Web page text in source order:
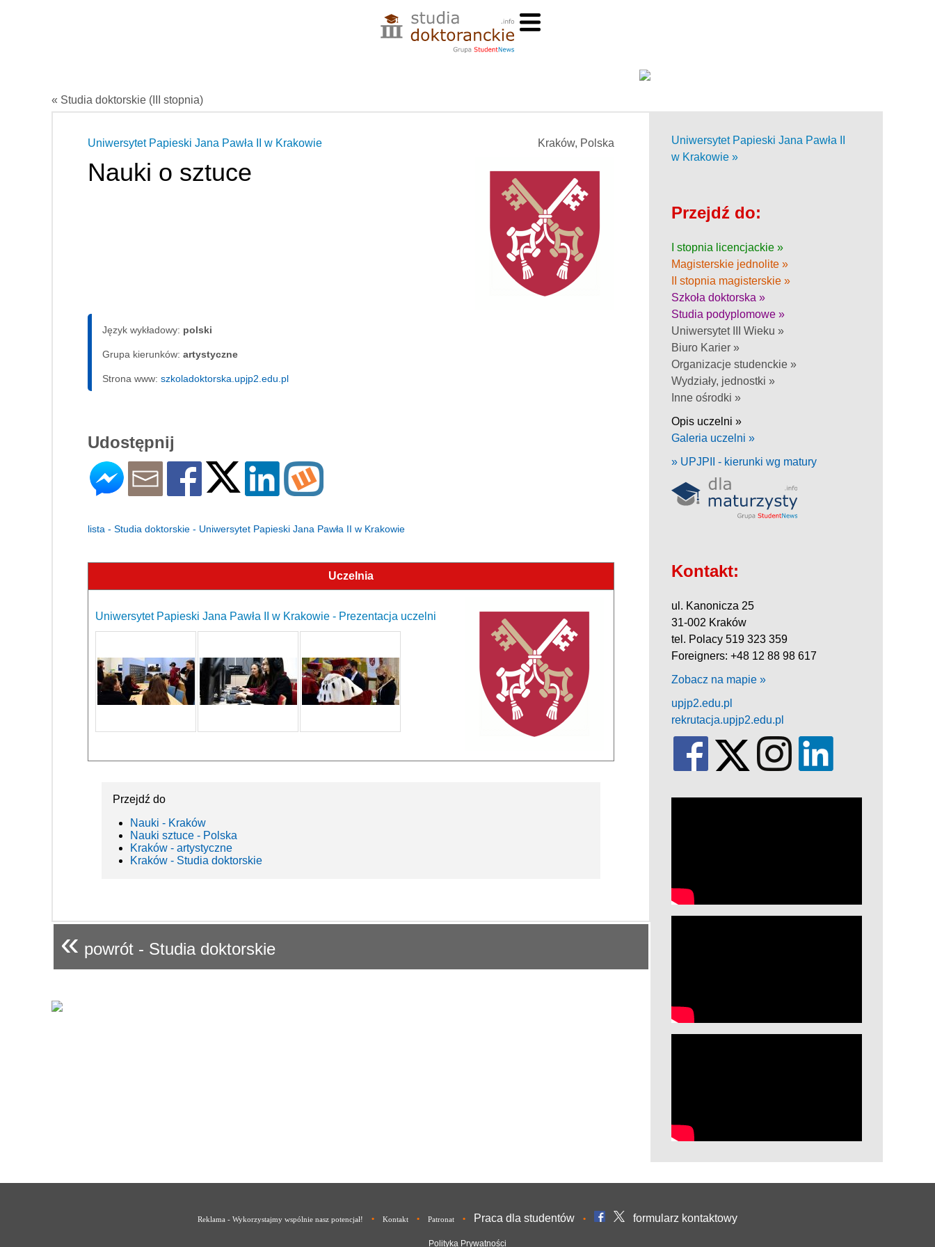
« Studia doktorskie (III stopnia)
Kraków, Polska
Uniwersytet Papieski Jana Pawła II w Krakowie
Nauki o sztuce
Język wykładowy: polski
Grupa kierunków: artystyczne
Strona www: szkoladoktorska.upjp2.edu.pl
Udostępnij
lista - Studia doktorskie - Uniwersytet Papieski Jana Pawła II w Krakowie
Uczelnia
Uniwersytet Papieski Jana Pawła II w Krakowie - Prezentacja uczelni
Przejdź do
Nauki - Kraków
Nauki sztuce - Polska
Kraków - artystyczne
Kraków - Studia doktorskie
« powrót - Studia doktorskie
Uniwersytet Papieski Jana Pawła II
w Krakowie »
Przejdź do:
I stopnia licencjackie »
Magisterskie jednolite »
II stopnia magisterskie »
Szkoła doktorska »
Studia podyplomowe »
Uniwersytet III Wieku »
Biuro Karier »
Organizacje studenckie »
Wydziały, jednostki »
Inne ośrodki »
Opis uczelni »
Galeria uczelni »
» UPJPII - kierunki wg matury
Kontakt:
ul. Kanonicza 25
31-002 Kraków
tel. Polacy 519 323 359
Foreigners: +48 12 88 98 617
Zobacz na mapie »
upjp2.edu.pl
rekrutacja.upjp2.edu.pl
Reklama - Wykorzystajmy wspólnie nasz potencjał! • Kontakt • Patronat • Praca dla studentów • formularz kontaktowy
Polityka Prywatności